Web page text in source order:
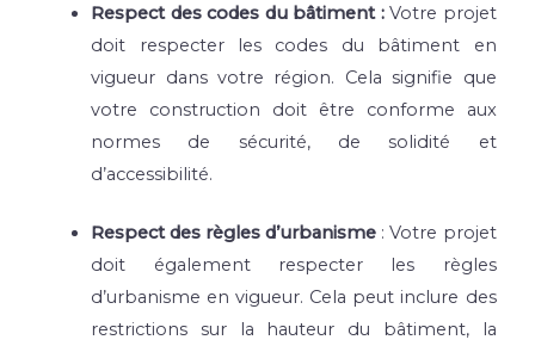
Respect des codes du bâtiment :Votre projet
doit respecter les codes du bâtiment en
vigueur dans votre région. Cela signifie que
votre construction doit être conforme aux
normes de sécurité, de solidité et
d’accessibilité.
Respect des règles d’urbanisme : Votre projet
doit également respecter les règles
d’urbanisme en vigueur. Cela peut inclure des
restrictions sur la hauteur du bâtiment, la